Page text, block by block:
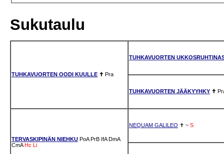
Sukutaulu
TUHKAVUORTEN OODI KUULLE ✝ Pra
TUHKAVUORTEN
TUHKAVUORTEN JÄÄKYYHKY ✝
TERVASKIPINÄN NIEHKU PoA PrB IfA DmA
CmA Hc Li
NEQUAM GALILEO ✝ ~ S